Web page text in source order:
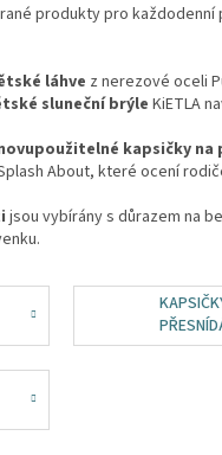
produkty pro
láhve z nerezové oceli
sluneční brýleKiETLA
kapsičky na
About, které ocení
jsou vybírány s důrazem na